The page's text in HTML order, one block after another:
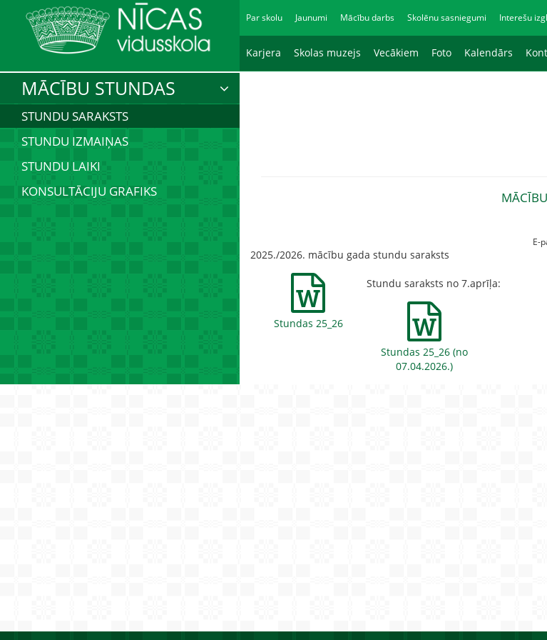
Par skolu Jaunumi Mācību darbs Skolēnu sasniegumi Interešu
Karjera Skolas muzejs Vecākiem Foto Kalendārs
MĀCĪBU STUNDAS
STUNDU SARAKSTS
STUNDU IZMAIŅAS
STUNDU LAIKI
KONSULTĀCIJU GRAFIKS
E-
2025./2026. mācību gada stundu saraksts
Stundas 25_26
Stundu saraksts no 7.aprīļa:
Stundas 25_26 (no
07.04.2026.)